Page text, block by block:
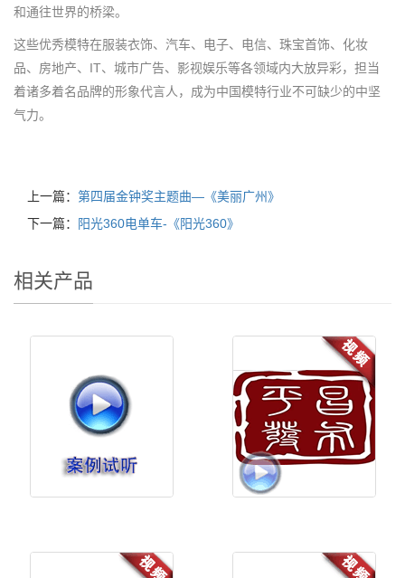
和通往世界的桥梁。
这些优秀模特在服装衣饰、汽车、电子、电信、珠宝首饰、化妆
品、房地产、IT、城市广告、影视娱乐等各领域内大放异彩，担当
着诸多着名品牌的形象代言人，成为中国模特行业不可缺少的中坚
气力。
上一篇： 第四届金钟奖主题曲—《美丽广州》
下一篇：
阳光360电单车-《阳光360》
相关产品